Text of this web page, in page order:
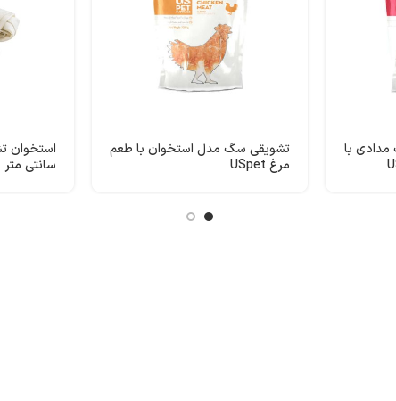
با
تشویقی سگ مدل استخوان با طعم
مرغ USpet
سانتی متر